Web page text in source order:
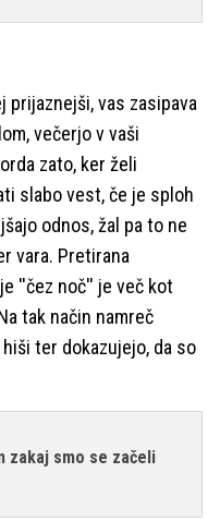
prijaznejši, vas zasipava
večerjo v vaši
zato, ker želi
slabo vest, če je sploh
odnos, žal pa to ne
vara. Pretirana
''čez noč'' je več kot
tak način namreč
ter dokazujejo, da so
zakaj smo se začeli